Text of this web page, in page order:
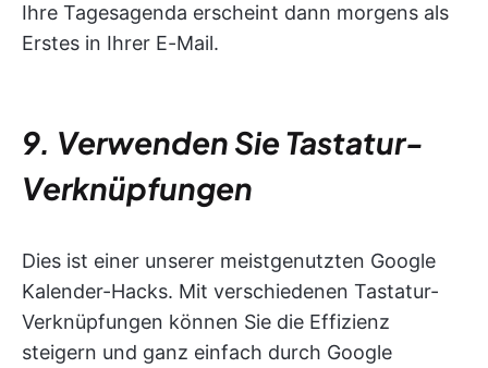
Ihre Tagesagenda erscheint dann morgens als
Erstes in Ihrer E-Mail.
9. Verwenden Sie Tastatur-
Verknüpfungen
Dies ist einer unserer meistgenutzten Google
Kalender-Hacks. Mit verschiedenen Tastatur-
Verknüpfungen können Sie die Effizienz
steigern und ganz einfach durch Google